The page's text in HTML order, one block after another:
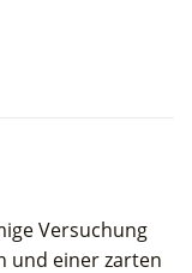
Versuchung
und einer zarten